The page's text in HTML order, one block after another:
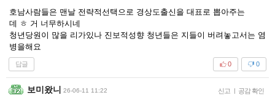
호남사람들은 맨날 전략적선택으로 경상도출신을 대표로 뽑아주는
데 ㅎ 거 너무하시네
청년당원이 많을 리가있나 진보적성향 청년들은 지들이 버려놓고서는 염
병을해요
답글 0
0
보미왔니 26-06-11 11:22 신고 | 공감 확인